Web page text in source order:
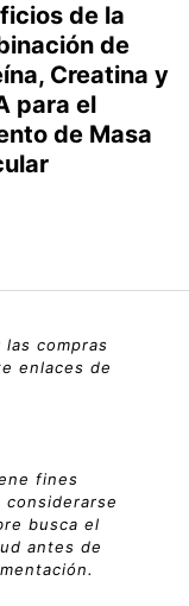
de la
de
Creatina y
para el
de Masa
compras
enlaces de
fines
busca el
antes de